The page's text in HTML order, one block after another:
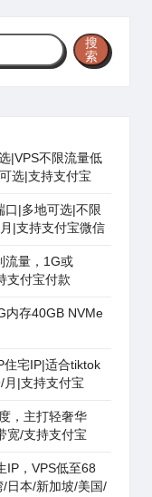
搜
索
|VPS不限流量低
选|支持支付宝
口|多地可选|不限
|支持支付宝微信
流量，1G或
支付宝付款
内存40GB NVMe
住宅IP|适合tiktok
|支持支付宝
，主打轻奢华
宽/支持支付宝
IP，VPS低至68
日本/新加坡/美国/